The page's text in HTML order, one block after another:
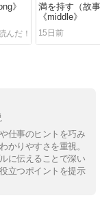
》
満を持す（故
《middle》
15日前
仕事のヒントを巧み
かりやすさを重視。
に伝えることで深い
立つポイントを提示